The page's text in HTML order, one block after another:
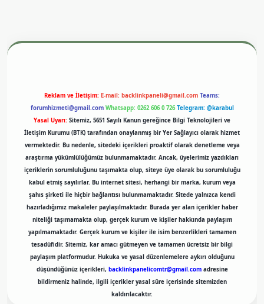
Reklam ve İletişim: E-mail: backlinkpaneli@gmail.com Teams:
forumhizmeti@gmail.com Whatsapp: 0262 606 0 726 Telegram: @karabul
Yasal Uyarı: Sitemiz, 5651 Sayılı Kanun gereğince Bilgi Teknolojileri ve
İletişim Kurumu (BTK) tarafından onaylanmış bir Yer Sağlayıcı olarak hizmet
vermektedir. Bu nedenle, sitedeki içerikleri proaktif olarak denetleme veya
araştırma yükümlülüğümüz bulunmamaktadır. Ancak, üyelerimiz yazdıkları
içeriklerin sorumluluğunu taşımakta olup, siteye üye olarak bu sorumluluğu
kabul etmiş sayılırlar. Bu internet sitesi, herhangi bir marka, kurum veya
şahıs şirketi ile hiçbir bağlantısı bulunmamaktadır. Sitede yalnızca kendi
hazırladığımız makaleler paylaşılmaktadır. Burada yer alan içerikler haber
niteliği taşımamakta olup, gerçek kurum ve kişiler hakkında paylaşım
yapılmamaktadır. Gerçek kurum ve kişiler ile isim benzerlikleri tamamen
tesadüfidir. Sitemiz, kar amacı gütmeyen ve tamamen ücretsiz bir bilgi
paylaşım platformudur. Hukuka ve yasal düzenlemelere aykırı olduğunu
düşündüğünüz içerikleri, backlinkpanelicomtr@gmail.comadresine
bildirmeniz halinde, ilgili içerikler yasal süre içerisinde sitemizden
kaldırılacaktır.